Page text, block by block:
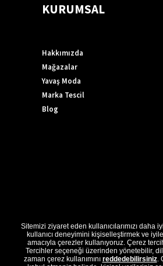
KURUMSAL
Hakkımızda
Mağazalar
Yavaş Moda
Marka Tescil
Blog
Sitemizi ziyaret eden kullanıcılarımızı daha
kullanıcı deneyimini kişiselleştirmek ve
amacıyla çerezler kullanıyoruz. Çerez
Tercihler seçeneği üzerinden yönetebilir,
zaman çerez kullanımını reddedebilirsiniz.